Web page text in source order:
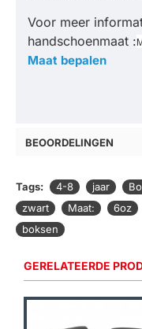
Voor meer
handschoenmaat :
Maat bepalen
BEOORDELINGEN
Tags: 4-8 jaar
zwart
Maat: 6oz
boksen
GERELATEERDE